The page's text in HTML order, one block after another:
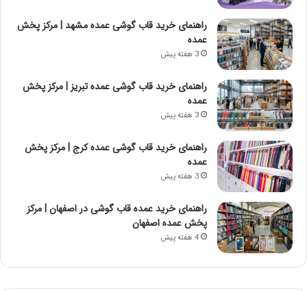
راهنمای خرید قاب گوشی عمده مشهد | مرکز پخش
عمده
3 هفته پیش
راهنمای خرید قاب گوشی عمده تبریز | مرکز پخش
عمده
3 هفته پیش
راهنمای خرید قاب گوشی عمده کرج | مرکز پخش
عمده
3 هفته پیش
راهنمای خرید عمده قاب گوشی در اصفهان | مرکز
پخش عمده اصفهان
4 هفته پیش